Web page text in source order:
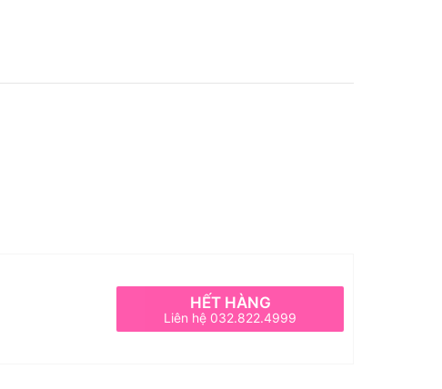
HẾT HÀNG
Liên hệ 032.822.4999